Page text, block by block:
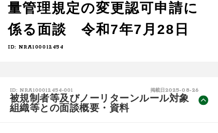
量管理規定の変更認可申請に
係る面談 令和7年7月28日
ID: NRA100012454
ID: NRA100012454-001 掲載日 2025-08-26
被規制者等及びノーリターンルール対象
組織等との面談概要・資料